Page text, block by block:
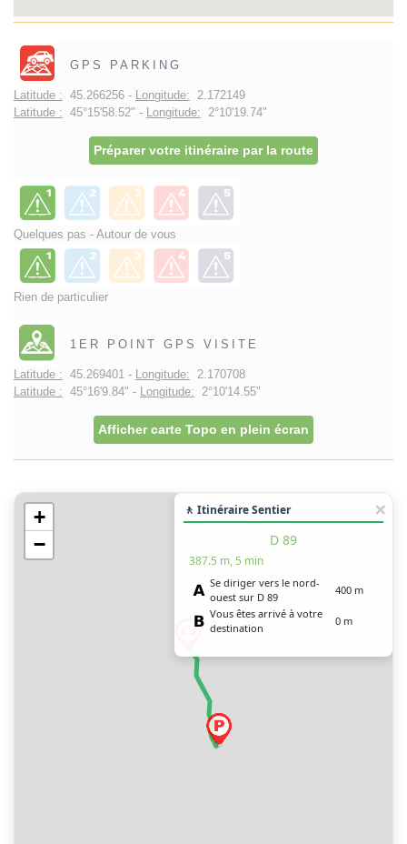
GPS PARKING
Latitude : 45.266256 - Longitude: 2.172149
Latitude : 45°15'58.52" - Longitude: 2°10'19.74"
Préparer votre itinéraire par la route
Quelques pas - Autour de vous
Rien de particulier
1ER POINT GPS VISITE
Latitude : 45.269401 - Longitude: 2.170708
Latitude : 45°16'9.84" - Longitude: 2°10'14.55"
Afficher carte Topo en plein écran
+
−
🚶 Itinéraire Sentier
D 89
387.5 m, 5 min
Se diriger vers le nord-
ouest sur D 89
400 m
Vous êtes arrivé à votre
destination
0 m